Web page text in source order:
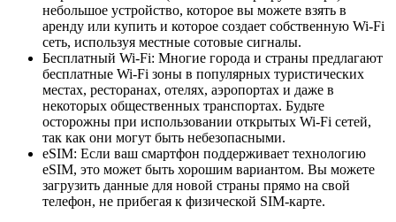
небольшое устройство, которое вы можете взять в
аренду или купить и которое создает собственную Wi-Fi
сеть, используя местные сотовые сигналы.
Бесплатный Wi-Fi: Многие города и страны предлагают
бесплатные Wi-Fi зоны в популярных туристических
местах, ресторанах, отелях, аэропортах и даже в
некоторых общественных транспортах. Будьте
осторожны при использовании открытых Wi-Fi сетей,
так как они могут быть небезопасными.
eSIM: Если ваш смартфон поддерживает технологию
eSIM, это может быть хорошим вариантом. Вы можете
загрузить данные для новой страны прямо на свой
телефон, не прибегая к физической SIM-карте.